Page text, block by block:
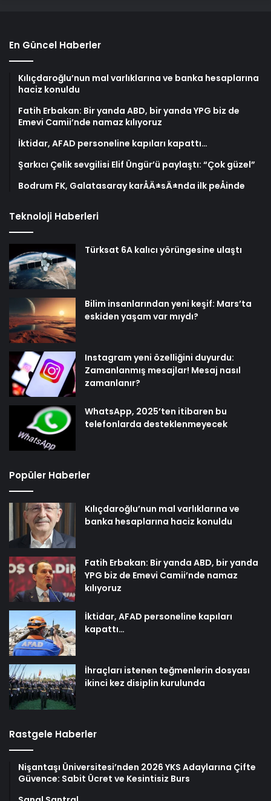
En Güncel Haberler
Kılıçdaroğlu’nun mal varlıklarına ve banka hesaplarına
haciz konuldu
Fatih Erbakan: Bir yanda ABD, bir yanda YPG biz de
Emevi Camii’nde namaz kılıyoruz
İktidar, AFAD personeline kapıları kapattı…
Şarkıcı Çelik sevgilisi Elif Üngür’ü paylaştı: “Çok güzel”
Bodrum FK, Galatasaray karÅÄ±sÄ±nda ilk peÅinde
Teknoloji Haberleri
Türksat 6A kalıcı yörüngesine ulaştı
Bilim insanlarından yeni keşif: Mars’ta
eskiden yaşam var mıydı?
Instagram yeni özelliğini duyurdu:
Zamanlanmış mesajlar! Mesaj nasıl
zamanlanır?
WhatsApp, 2025’ten itibaren bu
telefonlarda desteklenmeyecek
Popüler Haberler
Kılıçdaroğlu’nun mal varlıklarına ve
banka hesaplarına haciz konuldu
Fatih Erbakan: Bir yanda ABD, bir yanda
YPG biz de Emevi Camii’nde namaz
kılıyoruz
İktidar, AFAD personeline kapıları
kapattı…
İhraçları istenen teğmenlerin dosyası
ikinci kez disiplin kurulunda
Rastgele Haberler
Nişantaşı Üniversitesi’nden 2026 YKS Adaylarına Çifte
Güvence: Sabit Ücret ve Kesintisiz Burs